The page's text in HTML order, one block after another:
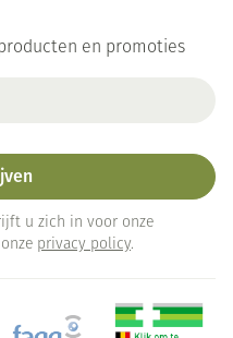
en promoties
u zich in voor onze
privacy policy.